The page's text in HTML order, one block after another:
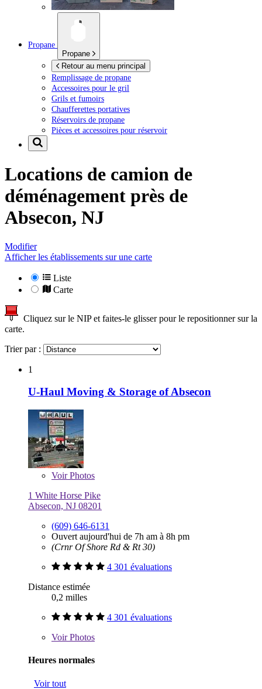
Propane
Propane
Retour au menu principal
Remplissage de propane
Accessoires pour le gril
Grils et fumoirs
Chaufferettes portatives
Réservoirs de propane
Pièces et accessoires pour réservoir
Locations de camion de
déménagement près de
Absecon, NJ
Modifier
Afficher les établissements sur une carte
Liste
Carte
Cliquez sur le NIP et faites-le glisser pour le repositionner sur la
carte.
Trier par :
1
U-Haul Moving & Storage of Absecon
VoirPhotos
1 White Horse Pike
Absecon, NJ 08201
(609) 646-6131
Ouvert aujourd'hui de 7h am à 8h pm
(Crnr Of Shore Rd & Rt 30)
4 301 évaluations
Distance estimée
0,2 milles
4 301 évaluations
VoirPhotos
Heures normales
Voir tout